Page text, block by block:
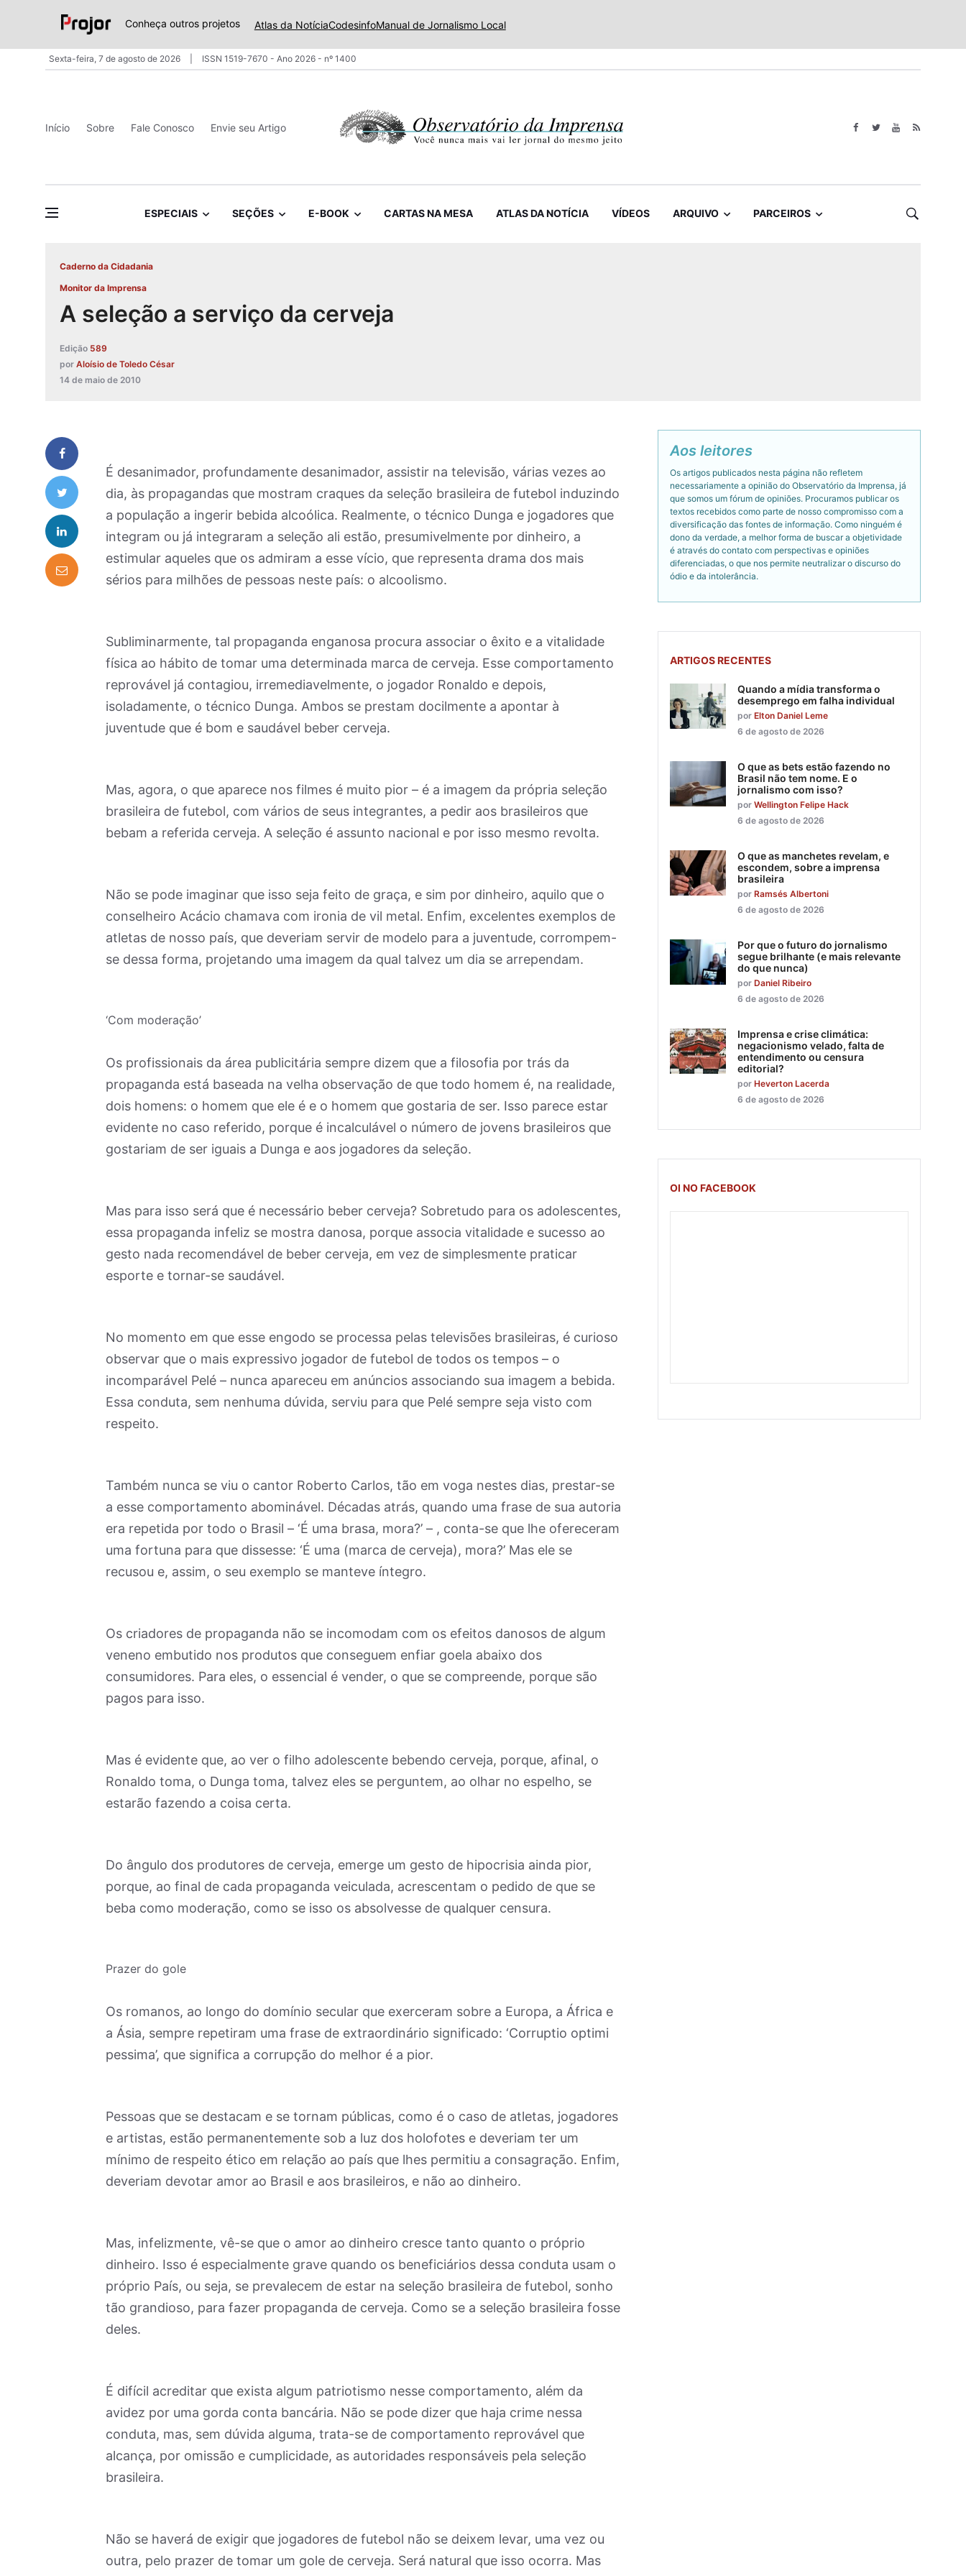
Conheça outros projetos Atlas da NotíciaCodesinfoManual de Jornalismo Local
Sexta-feira, 7 de agosto de 2026 ISSN 1519-7670 - Ano 2026 - nº 1400
Início Sobre Fale Conosco Envie seu Artigo
ESPECIAIS SEÇÕES E-BOOK CARTAS NA MESA ATLAS DA NOTÍCIA VÍDEOS ARQUIVO PARCEIROS
Caderno da Cidadania
Monitor da Imprensa
A seleção a serviço da cerveja
Edição 589
por Aloísio de Toledo César
14 de maio de 2010
É desanimador, profundamente desanimador, assistir na televisão, várias vezes ao
dia, às propagandas que mostram craques da seleção brasileira de futebol induzindo
a população a ingerir bebida alcoólica. Realmente, o técnico Dunga e jogadores que
integram ou já integraram a seleção ali estão, presumivelmente por dinheiro, a
estimular aqueles que os admiram a esse vício, que representa drama dos mais
sérios para milhões de pessoas neste país: o alcoolismo.
Subliminarmente, tal propaganda enganosa procura associar o êxito e a vitalidade
física ao hábito de tomar uma determinada marca de cerveja. Esse comportamento
reprovável já contagiou, irremediavelmente, o jogador Ronaldo e depois,
isoladamente, o técnico Dunga. Ambos se prestam docilmente a apontar à
juventude que é bom e saudável beber cerveja.
Mas, agora, o que aparece nos filmes é muito pior – é a imagem da própria seleção
brasileira de futebol, com vários de seus integrantes, a pedir aos brasileiros que
bebam a referida cerveja. A seleção é assunto nacional e por isso mesmo revolta.
Não se pode imaginar que isso seja feito de graça, e sim por dinheiro, aquilo que o
conselheiro Acácio chamava com ironia de vil metal. Enfim, excelentes exemplos de
atletas de nosso país, que deveriam servir de modelo para a juventude, corrompem-
se dessa forma, projetando uma imagem da qual talvez um dia se arrependam.
‘Com moderação’
Os profissionais da área publicitária sempre dizem que a filosofia por trás da
propaganda está baseada na velha observação de que todo homem é, na realidade,
dois homens: o homem que ele é e o homem que gostaria de ser. Isso parece estar
evidente no caso referido, porque é incalculável o número de jovens brasileiros que
gostariam de ser iguais a Dunga e aos jogadores da seleção.
Mas para isso será que é necessário beber cerveja? Sobretudo para os adolescentes,
essa propaganda infeliz se mostra danosa, porque associa vitalidade e sucesso ao
gesto nada recomendável de beber cerveja, em vez de simplesmente praticar
esporte e tornar-se saudável.
No momento em que esse engodo se processa pelas televisões brasileiras, é curioso
observar que o mais expressivo jogador de futebol de todos os tempos – o
incomparável Pelé – nunca apareceu em anúncios associando sua imagem a bebida.
Essa conduta, sem nenhuma dúvida, serviu para que Pelé sempre seja visto com
respeito.
Também nunca se viu o cantor Roberto Carlos, tão em voga nestes dias, prestar-se
a esse comportamento abominável. Décadas atrás, quando uma frase de sua autoria
era repetida por todo o Brasil – ‘É uma brasa, mora?’ – , conta-se que lhe ofereceram
uma fortuna para que dissesse: ‘É uma (marca de cerveja), mora?’ Mas ele se
recusou e, assim, o seu exemplo se manteve íntegro.
Os criadores de propaganda não se incomodam com os efeitos danosos de algum
veneno embutido nos produtos que conseguem enfiar goela abaixo dos
consumidores. Para eles, o essencial é vender, o que se compreende, porque são
pagos para isso.
Mas é evidente que, ao ver o filho adolescente bebendo cerveja, porque, afinal, o
Ronaldo toma, o Dunga toma, talvez eles se perguntem, ao olhar no espelho, se
estarão fazendo a coisa certa.
Do ângulo dos produtores de cerveja, emerge um gesto de hipocrisia ainda pior,
porque, ao final de cada propaganda veiculada, acrescentam o pedido de que se
beba como moderação, como se isso os absolvesse de qualquer censura.
Prazer do gole
Os romanos, ao longo do domínio secular que exerceram sobre a Europa, a África e
a Ásia, sempre repetiram uma frase de extraordinário significado: ‘Corruptio optimi
pessima’, que significa a corrupção do melhor é a pior.
Pessoas que se destacam e se tornam públicas, como é o caso de atletas, jogadores
e artistas, estão permanentemente sob a luz dos holofotes e deveriam ter um
mínimo de respeito ético em relação ao país que lhes permitiu a consagração. Enfim,
deveriam devotar amor ao Brasil e aos brasileiros, e não ao dinheiro.
Mas, infelizmente, vê-se que o amor ao dinheiro cresce tanto quanto o próprio
dinheiro. Isso é especialmente grave quando os beneficiários dessa conduta usam o
próprio País, ou seja, se prevalecem de estar na seleção brasileira de futebol, sonho
tão grandioso, para fazer propaganda de cerveja. Como se a seleção brasileira fosse
deles.
É difícil acreditar que exista algum patriotismo nesse comportamento, além da
avidez por uma gorda conta bancária. Não se pode dizer que haja crime nessa
conduta, mas, sem dúvida alguma, trata-se de comportamento reprovável que
alcança, por omissão e cumplicidade, as autoridades responsáveis pela seleção
brasileira.
Não se haverá de exigir que jogadores de futebol não se deixem levar, uma vez ou
outra, pelo prazer de tomar um gole de cerveja. Será natural que isso ocorra. Mas
Aos leitores
Os artigos publicados nesta página não refletem
necessariamente a opinião do Observatório da Imprensa, já
que somos um fórum de opiniões. Procuramos publicar os
textos recebidos como parte de nosso compromisso com a
diversificação das fontes de informação. Como ninguém é
dono da verdade, a melhor forma de buscar a objetividade
é através do contato com perspectivas e opiniões
diferenciadas, o que nos permite neutralizar o discurso do
ódio e da intolerância.
ARTIGOS RECENTES
Quando a mídia transforma o
desemprego em falha individual
por Elton Daniel Leme
6 de agosto de 2026
O que as bets estão fazendo no
Brasil não tem nome. E o
jornalismo com isso?
por Wellington Felipe Hack
6 de agosto de 2026
O que as manchetes revelam, e
escondem, sobre a imprensa
brasileira
por Ramsés Albertoni
6 de agosto de 2026
Por que o futuro do jornalismo
segue brilhante (e mais relevante
do que nunca)
por Daniel Ribeiro
6 de agosto de 2026
Imprensa e crise climática:
negacionismo velado, falta de
entendimento ou censura
editorial?
por Heverton Lacerda
6 de agosto de 2026
OI NO FACEBOOK